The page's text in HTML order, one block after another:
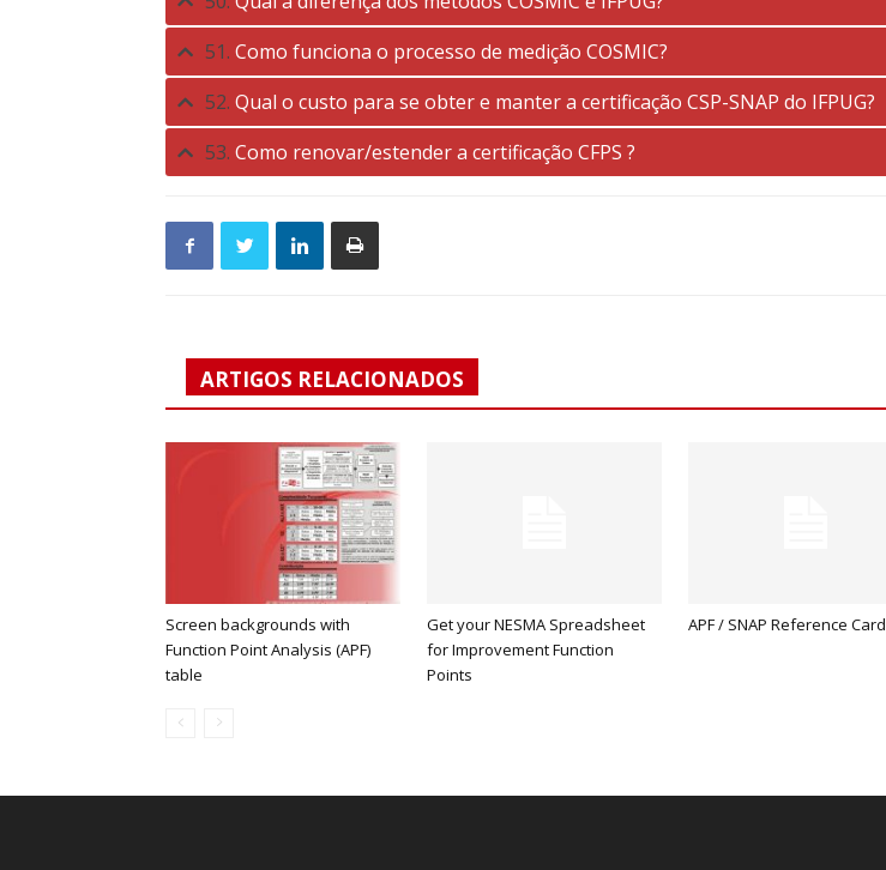
51. Como funciona o processo de medição COSMIC?
52. Qual o custo para se obter e manter a certificação CSP-SNAP do IFPUG?
53. Como renovar/estender a certificação CFPS ?
ARTIGOS RELACIONADOS
Screen backgrounds with
Function Point Analysis (APF)
table
Get your NESMA Spreadsheet
for Improvement Function
Points
APF / SNAP Reference Card